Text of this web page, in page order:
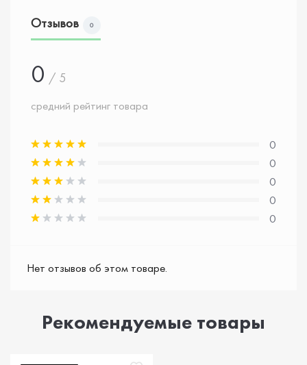
Отзывов 0
0 / 5
средний рейтинг товара
0
0
0
0
0
Нет отзывов об этом товаре.
Рекомендуемые товары